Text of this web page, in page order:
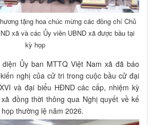
tặng hoa chúc mừng các đồng chí Chủ
xã và các Ủy viên UBND xã được bầu tại
kỳ họp
Ủy ban MTTQ Việt Nam xã đã báo
nghị của cử tri trong cuộc bầu cử đại
và đại biểu HĐND các cấp, nhiệm kỳ
đồng thời thông qua Nghị quyết về kế
thường lệ năm 2026.